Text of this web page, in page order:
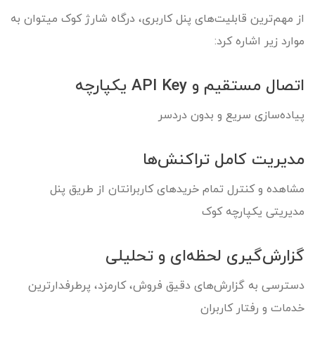
از مهم‌ترین قابلیت‌های پنل کاربری، درگاه شارژ کوک میتوان به
موارد زیر اشاره کرد:
اتصال مستقیم و API Key یکپارچه
پیاده‌سازی سریع و بدون دردسر
مدیریت کامل تراکنش‌ها
مشاهده و کنترل تمام خریدهای کاربرانتان از طریق پنل
مدیریتی یکپارچه کوک
گزارش‌گیری لحظه‌ای و تحلیلی
دسترسی به گزارش‌های دقیق فروش، کارمزد، پرطرفدارترین
خدمات و رفتار کاربران